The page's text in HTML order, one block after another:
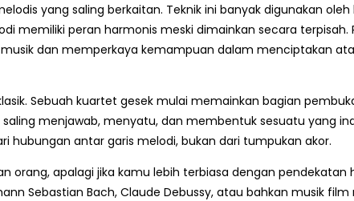
yang saling berkaitan. Teknik ini banyak digunakan oleh
memiliki peran harmonis meski dimainkan secara
dan memperkaya kemampuan dalam menciptakan
Sebuah kuartet gesek mulai memainkan bagian
menjawab, menyatu, dan membentuk sesuatu yang
hubungan antar garis melodi, bukan dari tumpukan akor.
orang, apalagi jika kamu lebih terbiasa dengan
Sebastian Bach, Claude Debussy, atau bahkan musik